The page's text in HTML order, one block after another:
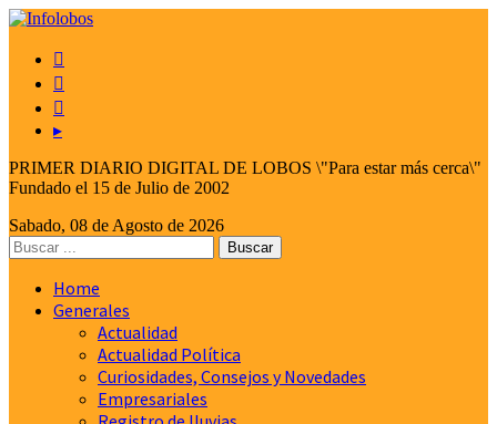



▸
PRIMER DIARIO DIGITAL DE LOBOS \"Para estar más cerca\"
Fundado el 15 de Julio de 2002
Sabado, 08 de Agosto de 2026
Home
Generales
Actualidad
Actualidad Política
Curiosidades, Consejos y Novedades
Empresariales